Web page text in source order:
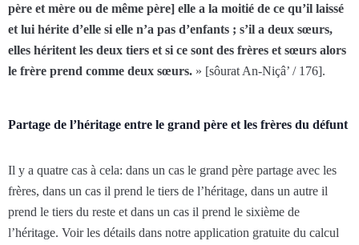
père et mère ou de même père] elle a la moitié de ce qu’il laissé
et lui hérite d’elle si elle n’a pas d’enfants ; s’il a deux sœurs,
elles héritent les deux tiers et si ce sont des frères et sœurs alors
le frère prend comme deux sœurs. » [sôurat An-Niçâ’ / 176].
Partage de l’héritage entre le grand père et les frères du défunt
Il y a quatre cas à cela: dans un cas le grand père partage avec les
frères, dans un cas il prend le tiers de l’héritage, dans un autre il
prend le tiers du reste et dans un cas il prend le sixième de
l’héritage. Voir les détails dans notre application gratuite du calcul